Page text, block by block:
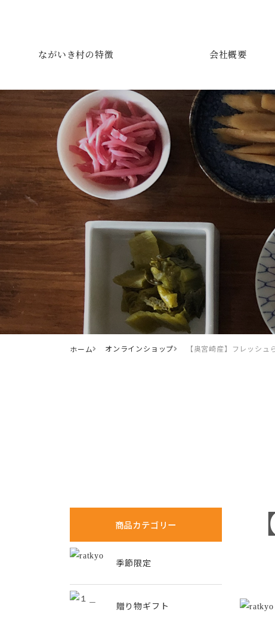
ながいき村の特徴 会社概要
ホーム オンラインショップ 【奥宮崎産】フレッシュ
商品カテゴリー
季節限定
贈り物ギフト